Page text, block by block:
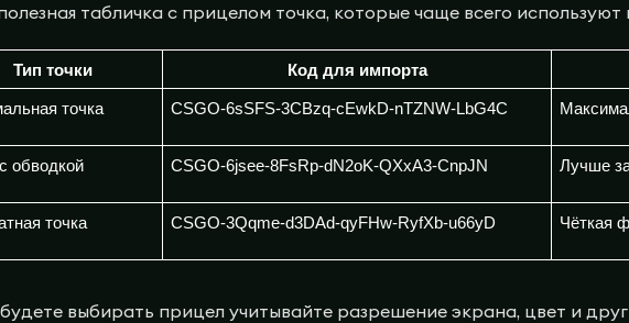
табличка с прицелом точка, которые чаще всего
Тип точки Код для импорта
точка CSGO-6sSFS-3CBzq-cEwkD-nTZNW-LbG4C
обводкой CSGO-6jsee-8FsRp-dN2oK-QXxA3-CnpJN Лучше
точка CSGO-3Qqme-d3DAd-qyFHw-RyfXb-u66yD Чёткая
выбирать прицел учитывайте разрешение экрана, цвет и